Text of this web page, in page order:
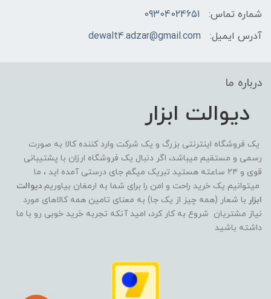
شماره تماس:
09304024651
آدرس ایمیل:
dewalt4.adzar@gmail.com
درباره ما
دیوالت ابزار
یک فروشگاه اینترنتی بزرگ و یک شرکت وارد کننده کالا به صورت
رسمی و مستقیم میباشد، اگر دنبال یک فروشگاه ارزان با پشتیبانی
قوی و ۲۴ ساعته هستید تبریک میگم جای درستی آمده اید ، ما
میتوانیم یک خرید راحت و امن را برای شما به ارمغان بیاوریم.دیوالت
ابزار با شعار (همه چیز از یک جا) به معنای تامین همه کالاهای مورد
نیاز مشتریان شروع به کار کرد، امید آنکه تجربه خرید خوبی رو با ما
داشته باشید